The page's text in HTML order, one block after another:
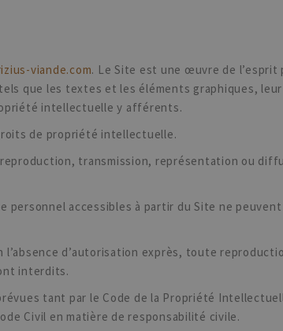
viande.com. Le Site est une œuvre de
que les textes et les éléments graphiques,
intellectuelle y afférents.
de propriété intellectuelle.
transmission, représentation ou
accessibles à partir du Site ne
d’autorisation exprès, toute
interdits.
tant par le Code de la Propriété
Civil en matière de responsabilité civile.